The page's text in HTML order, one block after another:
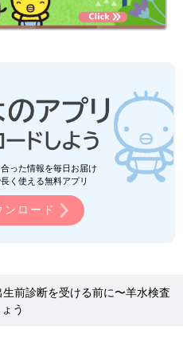
った情報を毎日お届け
く使える無料アプリ
ロード
生前診断を受ける前に〜羊水検査
う